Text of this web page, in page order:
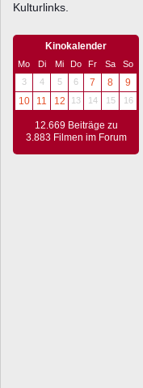
Kulturlinks.
Kinokalender
Mo Di Mi Do Fr Sa
So
3
4 5 6 7 8
9
10
11 12 13 14 15 16
12.669 Beiträge zu
3.883 Filmen im Forum